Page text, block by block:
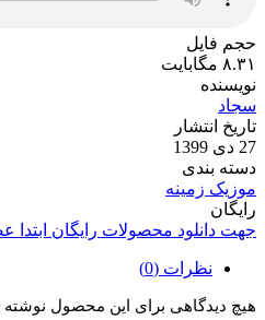
حجم فایل
۸.۳۱ مگابایت
نویسنده
سجاد
تاریخ انتشار
27 دی 1399
دسته بندی
موزیک زمینه
رایگان
جهت دانلود محصولات رایگان ابتدا
نظرات (0)
هیچ دیدگاهی برای این محصول